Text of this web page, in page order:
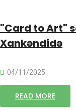
"Card to Art"
Xankəndidə
04/11/2025
READ MORE